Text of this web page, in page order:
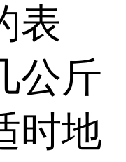
表
公斤
时地